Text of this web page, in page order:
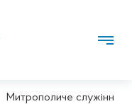
Митрополиче служіння в